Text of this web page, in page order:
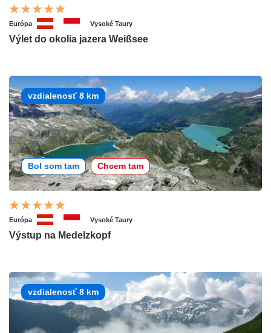
Európa Vysoké Taury
Výlet do okolia jazera Weißsee
vzdialenosť 8 km
Bol som tam Chcem tam
Európa Vysoké Taury
Výstup na Medelzkopf
vzdialenosť 8 km